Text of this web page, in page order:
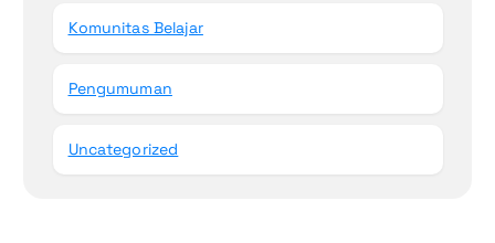
Komunitas Belajar
Pengumuman
Uncategorized